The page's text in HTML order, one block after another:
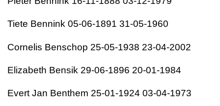
Tiete Bennink 05-06-1891 31-05-1960
Cornelis Benschop 25-05-1938 23-04-2002
Elizabeth Bensik 29-06-1896 20-01-1984
Evert Jan Benthem 25-01-1924 03-04-1973